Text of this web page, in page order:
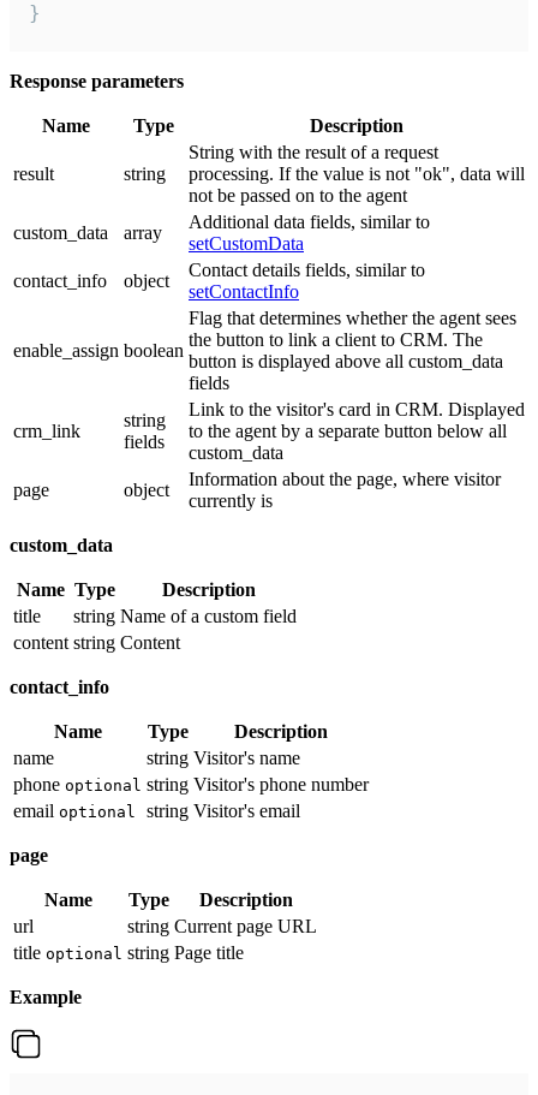
}
Response parameters
Name Type Description
result string
String with the result of a request
processing. If the value is not "ok", data will
not be passed on to the agent
custom_data
array
Additional data fields, similar to
setCustomData
contact_info
object
Contact details fields, similar to
setContactInfo
enable_assign boolean
Flag that determines whether the agent sees
the button to link a client to CRM. The
button is displayed above all custom_data
fields
crm_link
string
fields
Link to the visitor's card in CRM. Displayed
to the agent by a separate button below all
custom_data
page
object
Information about the page, where visitor
currently is
custom_data
Name Type
Description
title
string Name of a custom field
content string Content
contact_info
Name Type
Description
name
string Visitor's name
phone optional string Visitor's phone number
email optional string Visitor's email
page
Name Type
Description
url
string Current page URL
title optional string Page title
Example